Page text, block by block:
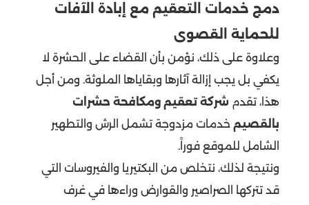
دمج خدمات التعقيم مع إبادة الآفات
للحماية القصوى
وعلاوة على ذلك، نؤمن بأن القضاء على الحشرة لا
يكفي بل يجب إزالة آثارها وبقاياها الملوثة. ومن أجل
هذا، تقدم شركة تعقيم ومكافحة حشرات
بالقصيم خدمات مزدوجة تشمل الرش والتطهير
الشامل للموقع فوراً.
ونتيجة لذلك، نتخلص من البكتيريا والفيروسات التي
قد تتركها الصراصير والقوارض وراءها في غرف